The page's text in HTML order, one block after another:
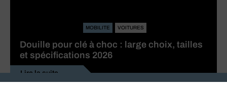
MOBILITE VOITURES
Douille pour clé à choc : large choix, tailles
et spécifications 2026
Lire la suite